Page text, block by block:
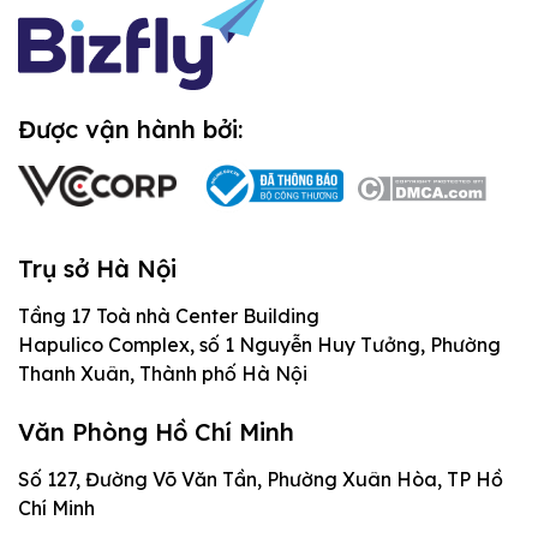
Thiết kế website theo yêu cầu là gì?
Website theo yêu cầu khác gì
website mẫu
Website mẫu thường phù hợp khi doanh
chức năng không quá đặc thù. Bạn chọn
một giao diện có sẵn, thay đổi nội dung,
cấu hình vài phần cơ bản rồi đưa vào sử
dụng. Cách này tiết kiệm thời gian, nhưng
hàng riêng, bộ lọc sản phẩm phức tạp, phân
Website theo yêu cầu đi từ bài toán trước,
giao diện sau. Đơn vị triển khai cần hiểu
người dùng mục tiêu, mục tiêu chuyển đổi,
Được vận hành bởi:
Trụ sở Hà Nội
Tầng 17 Toà nhà Center Building
Hapulico Complex, số 1 Nguyễn Huy Tưởng, Phường
Thanh Xuân, Thành phố Hà Nội
Văn Phòng Hồ Chí Minh
Số 127, Đường Võ Văn Tần, Phường Xuân Hòa, TP Hồ
Chí Minh